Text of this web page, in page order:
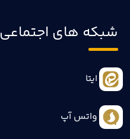
شبکه های اجتماعی
ایتا
واتس آپ